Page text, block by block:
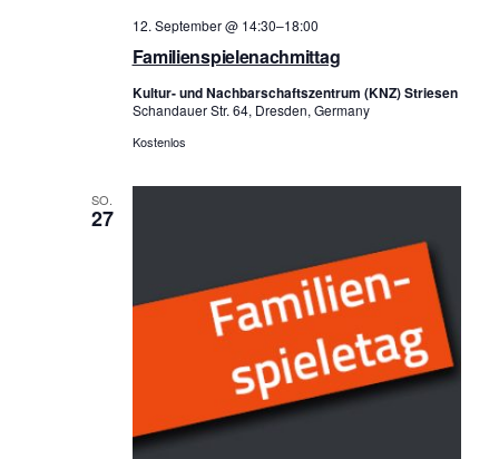
Familienspielenachmittag
12. September @ 14:30–18:00
Kultur- und Nachbarschaftszentrum (KNZ) Striesen
Schandauer Str. 64, Dresden, Germany
Kostenlos
SO.
27